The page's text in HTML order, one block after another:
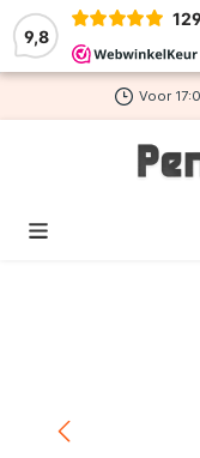
9,8
hoofdinhoud
Voor